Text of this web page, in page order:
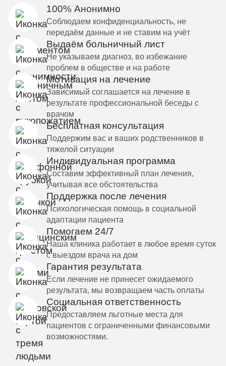
100% Анонимно
Соблюдаем конфиденциальность, не
передаём данные и не ставим на учёт
Выдаём больничный лист
Не указываем диагноз, во избежание
проблем в обществе и на работе
Мотивация на лечение
Зависимый соглашается на лечение в
результате профессиональной беседы с
врачом
Бесплатная консультация
Поддержим вас и ваших родственников в
тяжелой ситуации
Индивидуальная программа
Составим эффективный план лечения,
учитывая все обстоятельства
Поддержка после лечения
Психологическая помощь в социальной
адаптации пациента
Помогаем 24/7
Наша клиника работает в любое время суток
с выездом врача на дом
Гарантия результата
Если лечение не принесет ожидаемого
результата, мы возвращаем часть оплаты
Социальная ответственность
Предоставляем льготные места для
пациентов с ограниченными финансовыми
возможностями.